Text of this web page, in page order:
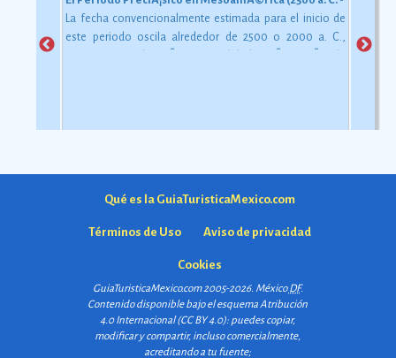
La fecha convencionalmente estimada para el inicio de
este periodo oscila alrededor de 2500 o 2000 a. C.,
Qué es la GuiaTuristicaMexico.com
Términos de Uso Aviso de privacidad
Cookies
GuiaTuristicaMexico.com 2005-2026. MéxicoDF.
Contenido disponible bajo el esquemaAtribución
4.0 Internacional (CC BY 4.0): puedes copiar,
modificar y compartir, incluso comercialmente,
acreditando a tu fuente;